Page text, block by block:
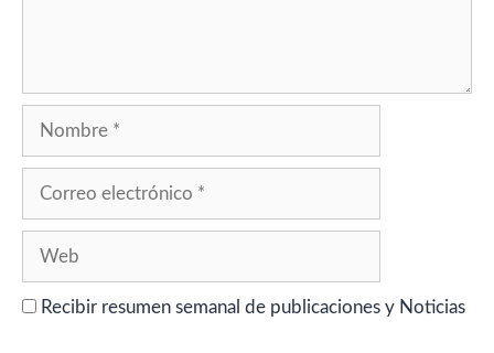
Recibir resumen semanal de publicaciones y Noticias